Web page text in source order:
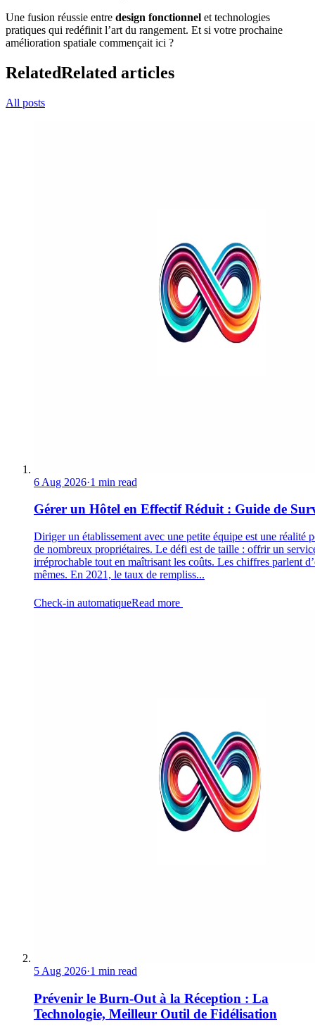
Une fusion réussie entre design fonctionnel et technologies
pratiques qui redéfinit l’art du rangement. Et si votre prochaine
amélioration spatiale commençait ici ?
RelatedRelated articles
All posts
6 Aug 2026·1 min read
Gérer un Hôtel en Effectif Réduit : Guide de
Diriger un établissement avec une petite équipe est une réalité
de nombreux propriétaires. Le défi est de taille : offrir un
irréprochable tout en maîtrisant les coûts. Les chiffres parlent
mêmes. En 2021, le taux de rempliss...
Check-in automatiqueRead more
5 Aug 2026·1 min read
Prévenir le Burn-Out à la Réception : La
Technologie, Meilleur Outil de Fidélisation